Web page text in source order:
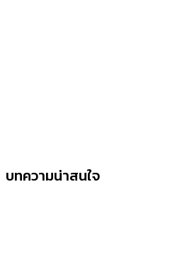
บทความน่าสนใจ